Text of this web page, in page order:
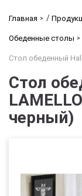
Главная /
Обеденные столы
Стол обеденный
Стол
черный)